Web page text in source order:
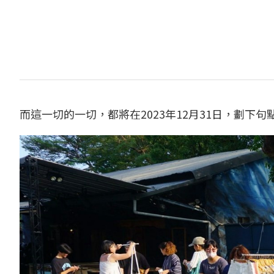
而這一切的一切，都將在2023年12月31日，劃下句